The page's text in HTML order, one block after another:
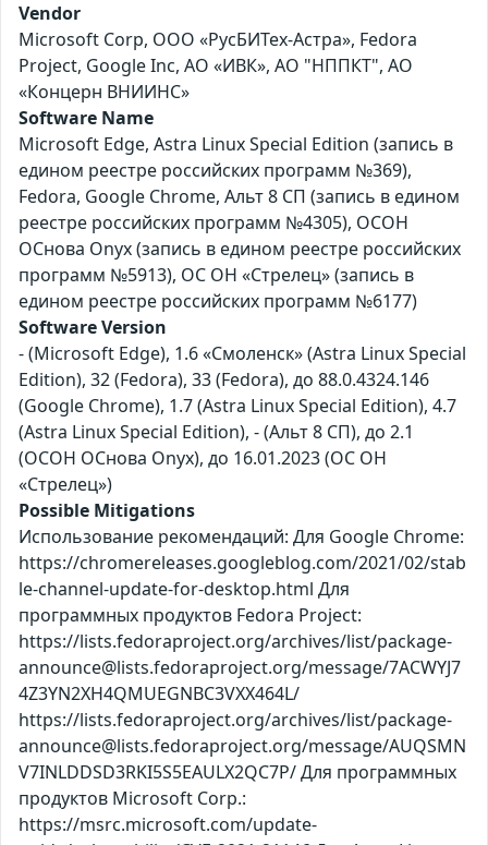
Vendor
Microsoft Corp, ООО «РусБИТех-Астра», Fedora
Project, Google Inc, АО «ИВК», АО "НППКТ", АО
«Концерн ВНИИНС»
Software Name
Microsoft Edge, Astra Linux Special Edition (запись в
едином реестре российских программ №369),
Fedora, Google Chrome, Альт 8 СП (запись в едином
реестре российских программ №4305), ОСОН
ОСнова Оnyx (запись в едином реестре российских
программ №5913), ОС ОН «Стрелец» (запись в
едином реестре российских программ №6177)
Software Version
- (Microsoft Edge), 1.6 «Смоленск» (Astra Linux Special
Edition), 32 (Fedora), 33 (Fedora), до 88.0.4324.146
(Google Chrome), 1.7 (Astra Linux Special Edition), 4.7
(Astra Linux Special Edition), - (Альт 8 СП), до 2.1
(ОСОН ОСнова Оnyx), до 16.01.2023 (ОС ОН
«Стрелец»)
Possible Mitigations
Использование рекомендаций: Для Google Chrome:
https://chromereleases.googleblog.com/2021/02/stab
le-channel-update-for-desktop.html Для
программных продуктов Fedora Project:
https://lists.fedoraproject.org/archives/list/package-
announce@lists.fedoraproject.org/message/7ACWYJ7
4Z3YN2XH4QMUEGNBC3VXX464L/
https://lists.fedoraproject.org/archives/list/package-
announce@lists.fedoraproject.org/message/AUQSMN
V7INLDDSD3RKI5S5EAULX2QC7P/ Для программных
продуктов Microsoft Corp.:
https://msrc.microsoft.com/update-